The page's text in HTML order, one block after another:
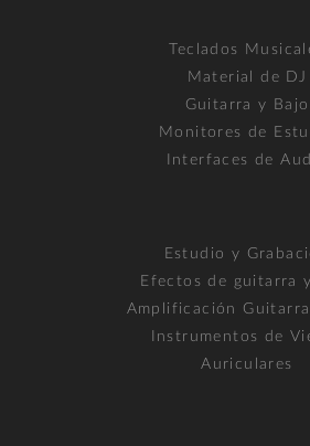
Teclados
Material de DJ
Guitarra y Bajo
Monitores de
Interfaces de
Estudio y
Efectos de guitarra
Amplificación
Instrumentos de
Auriculares